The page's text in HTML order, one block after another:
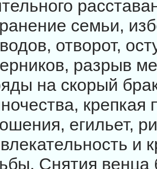
семьи,
отворот,
разрыв
на скорый
крепкая
егильет,
и
Снятия венца